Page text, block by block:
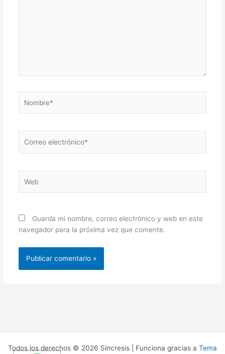
electrónico*
Guarda mi nombre, correo electrónico y web en este
navegador para la próxima vez que comente.
Todos los derechos © 2026 Sincresis | Funciona gracias a Tema